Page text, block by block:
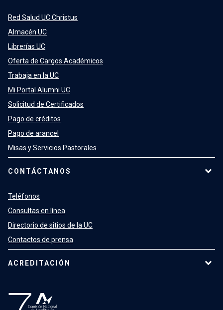
Red Salud UC Christus
Almacén UC
Librerías UC
Oferta de Cargos Académicos
Trabaja en la UC
Mi Portal Alumni UC
Solicitud de Certificados
Pago de créditos
Pago de arancel
Misas y Servicios Pastorales
CONTÁCTANOS
Teléfonos
Consultas en línea
Directorio de sitios de la UC
Contactos de prensa
ACREDITACIÓN